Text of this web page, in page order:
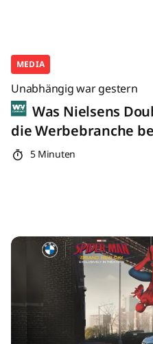
MEDIA
Unabhängig war gestern
Was Nielsens
die Werbebranche
5 Minuten